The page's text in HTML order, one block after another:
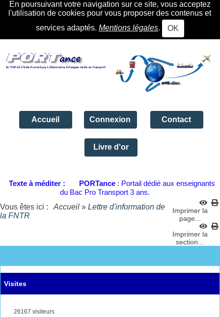
En poursuivant votre navigation sur ce site, vous acceptez
l'utilisation de cookies pour vous proposer des contenus et
services adaptés. Mentions légales. OK
Accueil Connexion Contact
Livre d'or
Texte à méditer : PORTance : Portail dédié aux enseignants
du Bac Pro Transport 3 ans.
Vous êtes ici :
Accueil » Lettre d'information de
la FNTR
Imprimer la
page...
Imprimer la
section...
Visites
26167 visiteurs